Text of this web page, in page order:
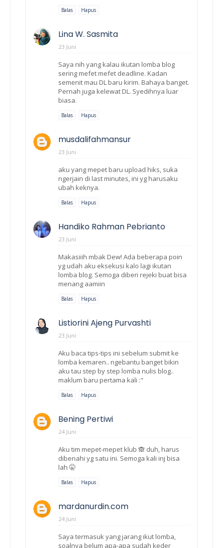
Balas Hapus
Lina W. Sasmita
23 Juni
Saya nih yang kalau ikutan lomba blog
sering mefet mefet deadline. Kadan
semenit mau DL baru kirim. Bahaya banget.
Pernah juga kelewat DL. Syedihnya luar
biasa.
Balas Hapus
musdalifahmansur
23 Juni
aku yang mepet baru upload hiks, suka
ngerjain di last minutes, ini yg harusaku
ubah keknya.
Balas Hapus
Handiko Rahman Pebrianto
23 Juni
Makasiiih mbak Dew! Ada beberapa poin
yg udah aku eksekusi kalo lagi ikutan
lomba blog. Semoga diberi rejeki buat bisa
menang aamiin
Balas Hapus
Listiorini Ajeng Purvashti
23 Juni
Aku baca tips-tips ini sebelum submit ke
lomba kemaren.. ngebantu banget bikin
aku tau step by step lomba nulis blog..
maklum baru pertama kali :"
Balas Hapus
Bening Pertiwi
24 Juni
Aku tim mepet-mepet klub 🙈 duh, harus
dibenahi yg satu ini. Semoga kali inj bisa
lah 🤫
Balas Hapus
mardanurdin.com
24 Juni
Saya termasuk yang jarang ikut lomba,
soalnya belum apa-apa sudah keder